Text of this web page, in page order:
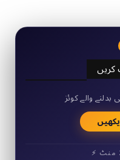
کریں
بدلنے والے کوئز